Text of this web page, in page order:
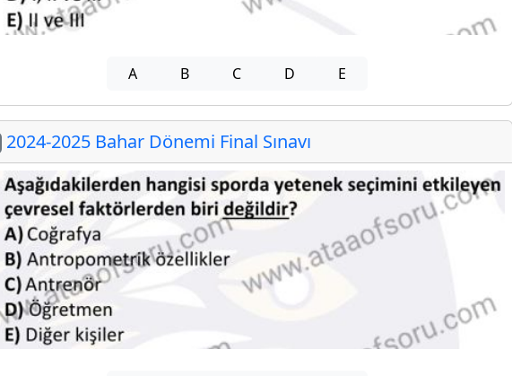
A B C D E
2024-2025 Bahar Dönemi Final Sınavı